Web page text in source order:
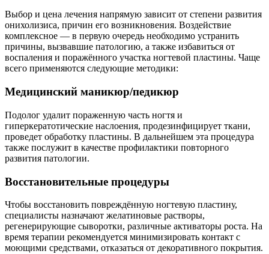
Выбор и цена лечения напрямую зависит от степени развития
онихолизиса, причин его возникновения. Воздействие
комплексное — в первую очередь необходимо устранить
причины, вызвавшие патологию, а также избавиться от
воспаления и поражённого участка ногтевой пластины. Чаще
всего применяются следующие методики:
Медицинский маникюр/педикюр
Подолог удалит пораженную часть ногтя и
гиперкератотические наслоения, продезинфицирует ткани,
проведет обработку пластины. В дальнейшем эта процедура
также послужит в качестве профилактики повторного
развития патологии.
Восстановительные процедуры
Чтобы восстановить повреждённую ногтевую пластину,
специалисты назначают желатиновые растворы,
регенерирующие сыворотки, различные активаторы роста. На
время терапии рекомендуется минимизировать контакт с
моющими средствами, отказаться от декоративного покрытия.